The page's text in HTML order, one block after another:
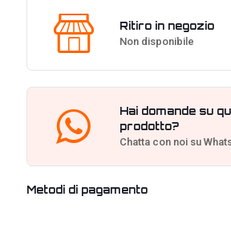
Ritiro in negozio
Non disponibile
Hai domande su
prodotto?
Chatta con noi su
Metodi di pagamento